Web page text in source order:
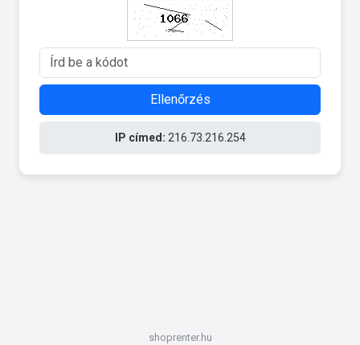
Ellenőrzés
IP címed: 216.73.216.254
shoprenter.hu